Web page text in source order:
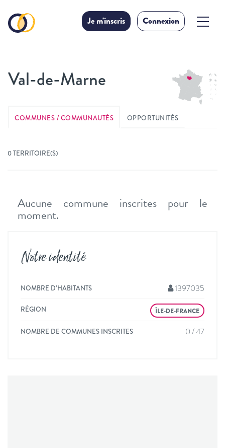
Je m'inscris Connexion
Val-de-Marne
COMMUNES / COMMUNAUTÉS OPPORTUNITÉS
0 TERRITOIRE(S)
Aucune commune inscrites pour le
moment.
Notre identité
NOMBRE D’HABITANTS 1397035
RÉGION ÎLE-DE-FRANCE
NOMBRE DE COMMUNES INSCRITES 0 / 47